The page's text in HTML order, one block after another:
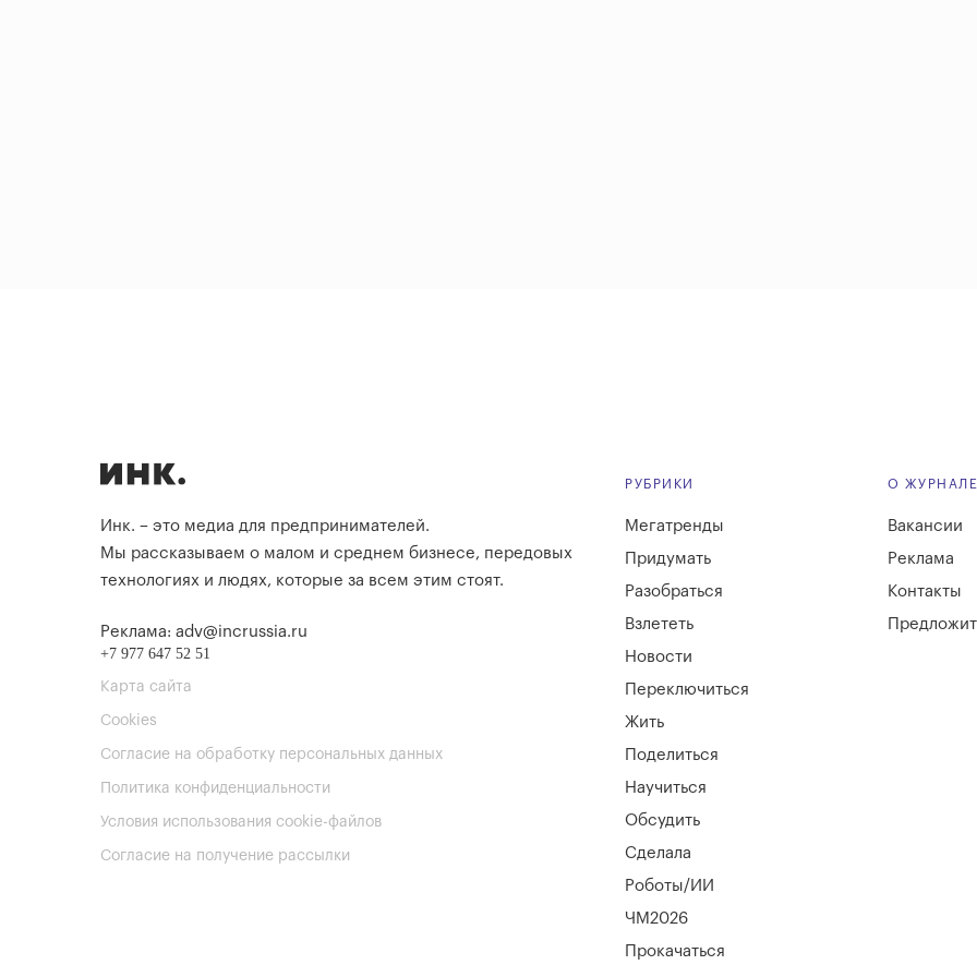
Инк. – это медиа для предпринимателей.
Мы рассказываем о малом и среднем бизнесе, передовых
технологиях и людях, которые за всем этим стоят.
Реклама: adv@incrussia.ru
+7 977 647 52 51
Карта сайта
Cookies
Согласие на обработку персональных данных
Политика конфиденциальности
Условия использования cookie-файлов
Согласие на получение рассылки
РУБРИКИ
Мегатренды
Придумать
Разобраться
Взлететь
Новости
Переключиться
Жить
Поделиться
Научиться
Обсудить
Сделала
Роботы/ИИ
ЧМ2026
Прокачаться
О ЖУРНАЛЕ
Вакансии
Реклама
Контакты